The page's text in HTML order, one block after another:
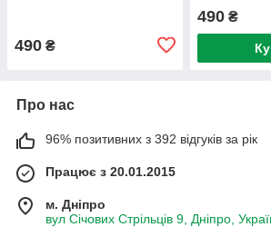
490 ₴
490₴
Про нас
96% позитивних з 392 відгуків за рік
Працює з 20.01.2015
м. Дніпро
вул Січових Стрільців 9, Дніпро,